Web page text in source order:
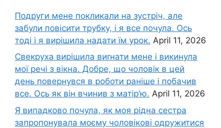
Подруги мене покликали на зустріч, але
забули повісити трубку, і я все почула. Ось
тоді і я вирішила надати їм урок. April 11, 2026
Свекруха вирішила виrнати мене і викинула
мої речі з вікна. Добре, що чоловік в цей
день повернувся в роботи раніше і побачив
все. Ось як він вчинив з матір’ю. April 11, 2026
Я випадково почула, як моя рідна сестра
запропонувала моєму чоловікові одружитися